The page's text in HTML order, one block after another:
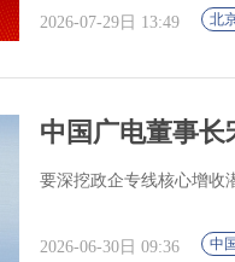
2026-07-29日 13:49 北
中国广电董事
要深挖政企专线核心增收
2026-06-30日 09:36 中